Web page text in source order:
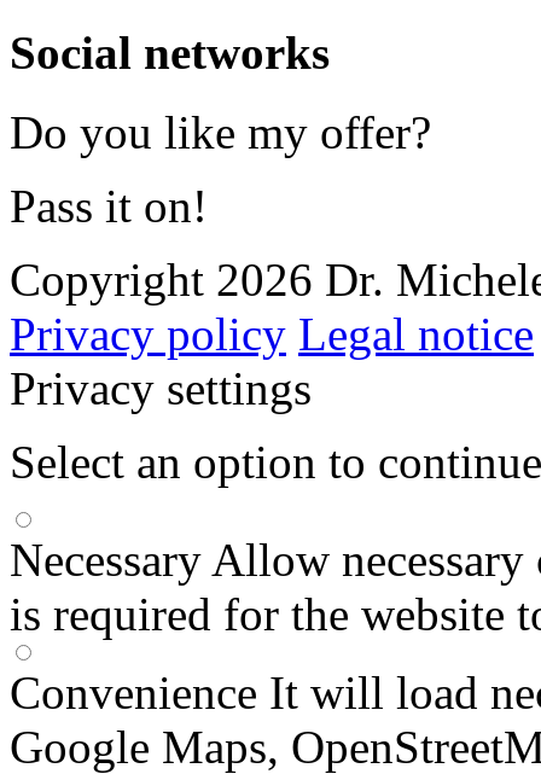
Social networks
Do you like my offer?
Pass it on!
Copyright 2026 Dr.
Privacy policy Legal notice
Privacy settings
Select an option to continue
Necessary Allow necessary
is required for the website
Convenience It will load
Google Maps,